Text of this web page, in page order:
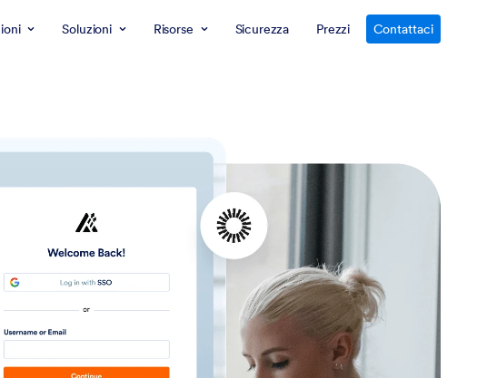
Soluzioni Risorse Sicurezza Prezzi Contattaci